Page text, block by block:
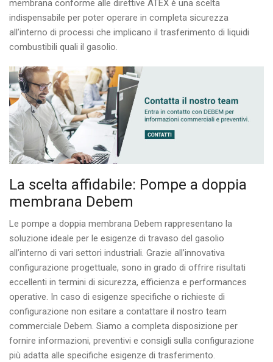
membrana conforme alle direttive ATEX è una scelta
indispensabile per poter operare in completa sicurezza
all’interno di processi che implicano il trasferimento di liquidi
combustibili quali il gasolio.
La scelta affidabile: Pompe a doppia
membrana Debem
Le pompe a doppia membrana Debem rappresentano la
soluzione ideale per le esigenze di travaso del gasolio
all’interno di vari settori industriali. Grazie all’innovativa
configurazione progettuale, sono in grado di offrire risultati
eccellenti in termini di sicurezza, efficienza e performances
operative. In caso di esigenze specifiche o richieste di
configurazione non esitare a contattare il nostro team
commerciale Debem. Siamo a completa disposizione per
fornire informazioni, preventivi e consigli sulla configurazione
più adatta alle specifiche esigenze di trasferimento.